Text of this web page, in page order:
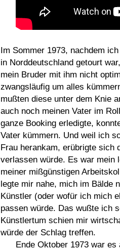
Im Sommer 1973, nachdem
in Norddeutschland getourt
mein Bruder mit ihm nicht
zwangsläufig um alles
mußten diese unter dem Knie
auch noch meinen Vater im
ganze Booking erledigte,
Vater kümmern. Und weil ich
Frau herankam, erübrigte sich
verlassen würde. Es war mein
meiner mißgünstigen
legte mir nahe, mich im Bälde
Künstler (oder wofür ich mich
passen würde. Das wußte ich
Künstlertum schien mir
würde der Schlag treffen.
Ende Oktober 1973 war